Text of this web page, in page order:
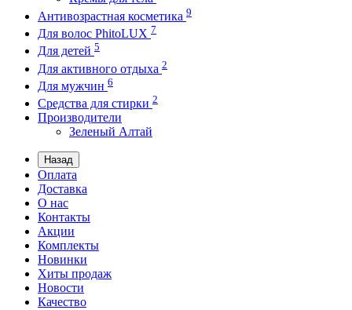
Антивозрастная косметика 9
Для волос PhitoLUX 7
Для детей 5
Для активного отдыха 2
Для мужчин 6
Средства для стирки 2
Производители
Зеленый Алтай
Назад
Оплата
Доставка
О нас
Контакты
Акции
Комплекты
Новинки
Хиты продаж
Новости
Качество